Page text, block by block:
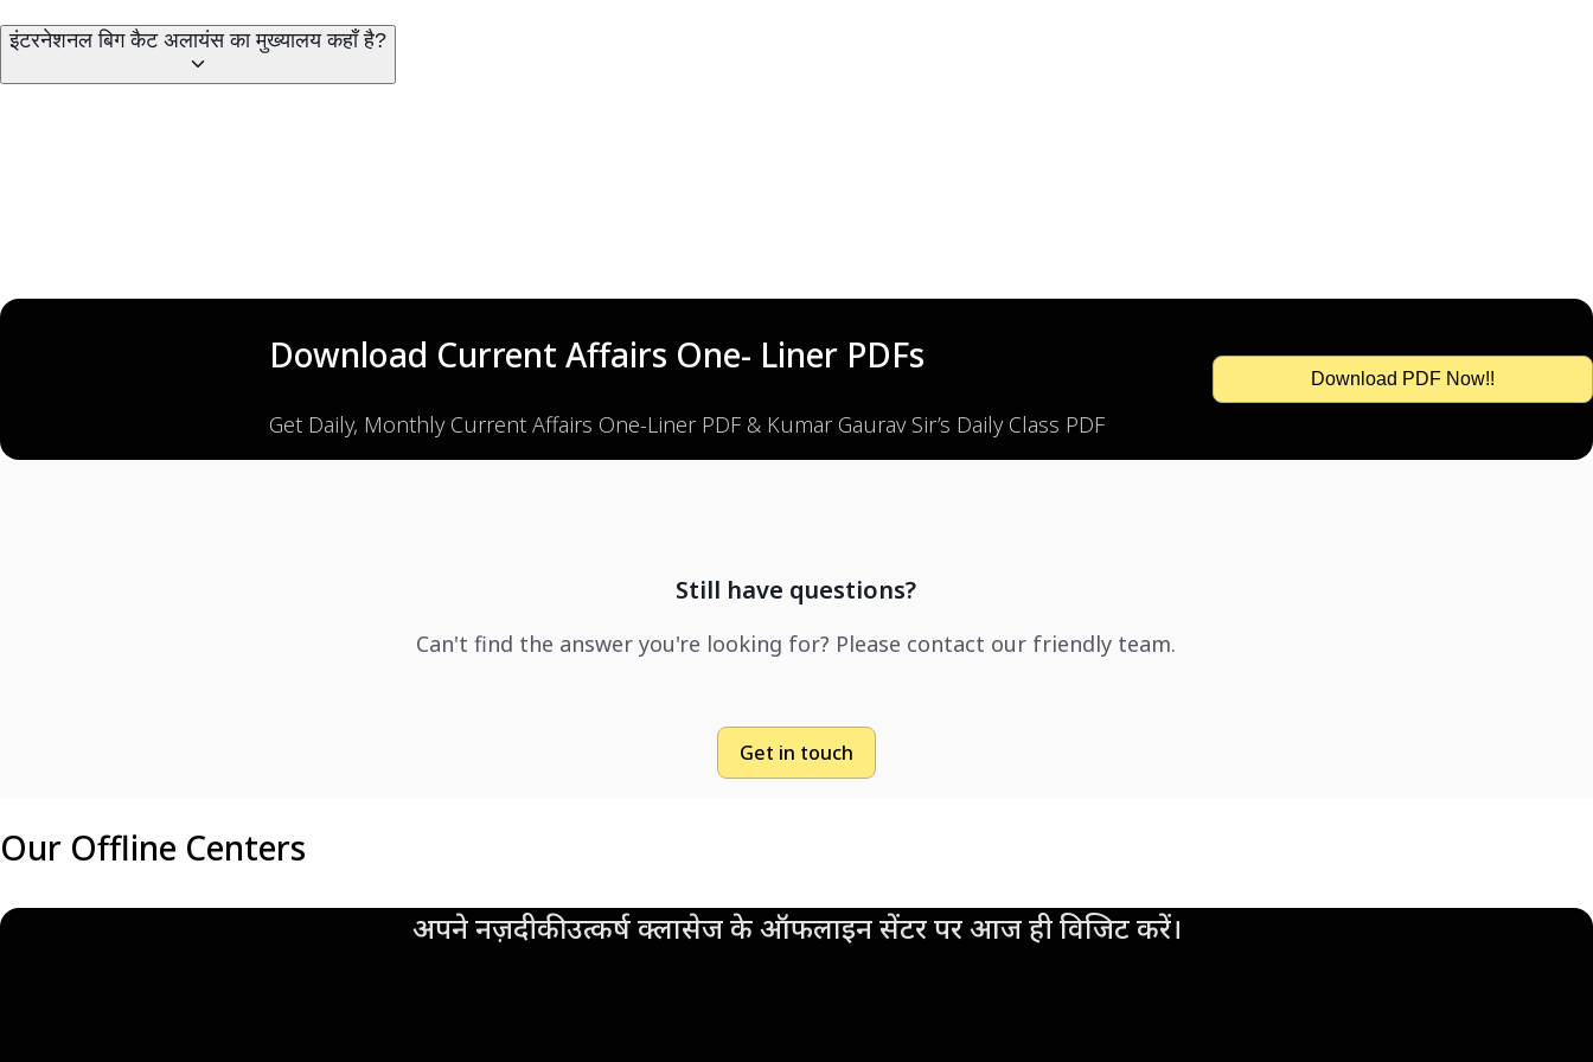
इंटरनेशनल बिग कैट अलायंस का मुख्यालय कहाँ है?
Download Current Affairs One- Liner PDFs
Get Daily, Monthly Current Affairs One-Liner PDF & Kumar Gaurav Sir’s Daily Class PDF
Download PDF Now!!
Still have questions?
Can't find the answer you're looking for? Please contact our friendly team.
Get in touch
Our Offline Centers
अपने नज़दीकी उत्कर्ष क्लासेज के ऑफलाइन सेंटर पर आज ही विजिट करें।